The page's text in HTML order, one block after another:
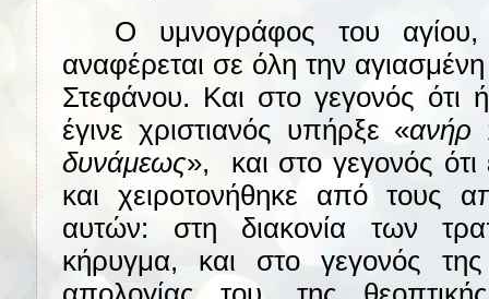
Ο υμνογράφος του
αναφέρεται σε όλη την
Στεφάνου. Και στο γεγονός ότι
έγινε χριστιανός υπήρξε «ανήρ
δυνάμεως»,
και στο γεγονός
και χειροτονήθηκε από τους
αυτών: στη διακονία των
κήρυγμα, και στο γεγονός